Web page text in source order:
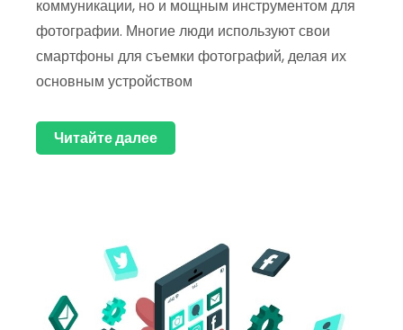
коммуникации, но и мощным инструментом для
фотографии. Многие люди используют свои
смартфоны для съемки фотографий, делая их
основным устройством
Читайте далее